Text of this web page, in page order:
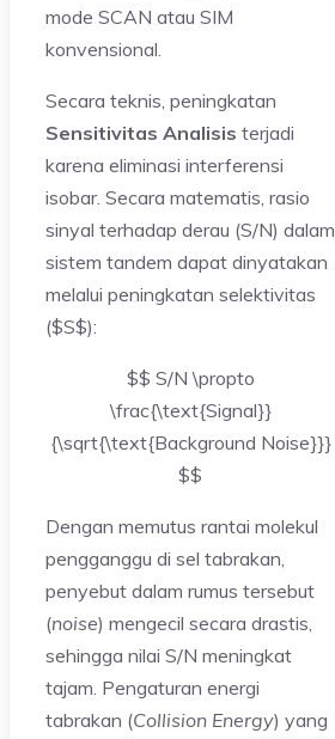
mode SCAN atau SIM
konvensional.
Secara teknis, peningkatan
Sensitivitas Analisis terjadi
karena eliminasi interferensi
isobar. Secara matematis, rasio
sinyal terhadap derau (S/N) dalam
sistem tandem dapat dinyatakan
melalui peningkatan selektivitas
($S$):
$$ S/N \propto
\frac{\text{Signal}}
{\sqrt{\text{Background Noise}}}
$$
Dengan memutus rantai molekul
pengganggu di sel tabrakan,
penyebut dalam rumus tersebut
(noise) mengecil secara drastis,
sehingga nilai S/N meningkat
tajam. Pengaturan energi
tabrakan (Collision Energy) yang